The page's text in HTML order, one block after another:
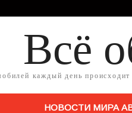
Всё
каждый день
НОВОСТИ МИРА